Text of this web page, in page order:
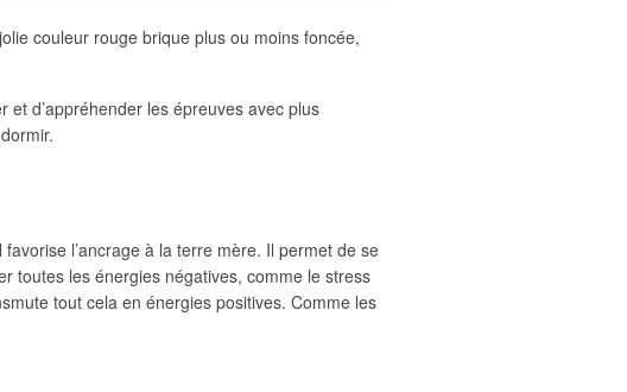
couleur rouge brique plus ou moins foncée,
d’appréhender les épreuves avec plus
l’ancrage à la terre mère. Il permet de se
toutes les énergies négatives, comme le stress
tout cela en énergies positives. Comme les